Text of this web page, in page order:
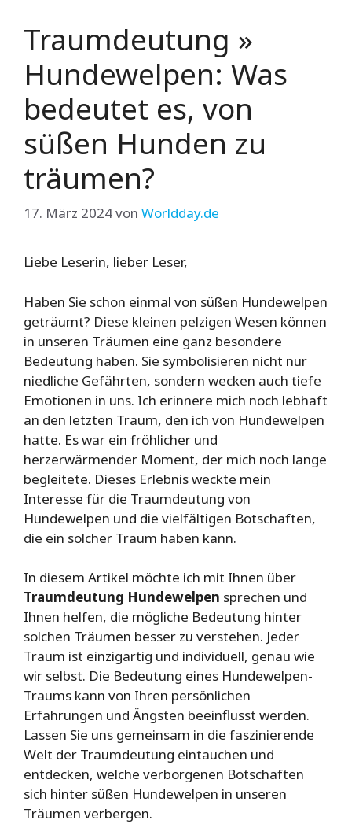
Traumdeutung »
Hundewelpen: Was
bedeutet es, von
süßen Hunden zu
träumen?
17. März 2024von Worldday.de
Liebe Leserin, lieber Leser,
Haben Sie schon einmal von süßen Hundewelpen
geträumt? Diese kleinen pelzigen Wesen können
in unseren Träumen eine ganz besondere
Bedeutung haben. Sie symbolisieren nicht nur
niedliche Gefährten, sondern wecken auch tiefe
Emotionen in uns. Ich erinnere mich noch lebhaft
an den letzten Traum, den ich von Hundewelpen
hatte. Es war ein fröhlicher und
herzerwärmender Moment, der mich noch lange
begleitete. Dieses Erlebnis weckte mein
Interesse für die Traumdeutung von
Hundewelpen und die vielfältigen Botschaften,
die ein solcher Traum haben kann.
In diesem Artikel möchte ich mit Ihnen über
Traumdeutung Hundewelpen sprechen und
Ihnen helfen, die mögliche Bedeutung hinter
solchen Träumen besser zu verstehen. Jeder
Traum ist einzigartig und individuell, genau wie
wir selbst. Die Bedeutung eines Hundewelpen-
Traums kann von Ihren persönlichen
Erfahrungen und Ängsten beeinflusst werden.
Lassen Sie uns gemeinsam in die faszinierende
Welt der Traumdeutung eintauchen und
entdecken, welche verborgenen Botschaften
sich hinter süßen Hundewelpen in unseren
Träumen verbergen.